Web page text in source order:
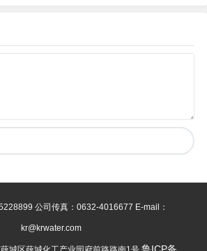
公司传真：0632-4016677 E-mail：
kr@krwater.com